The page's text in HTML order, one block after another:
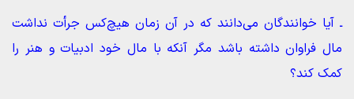
ـ آیا خوانندگان می‌دانند که در آن زمان هیچ‌کس جرأت نداشت
مال فراوان داشته باشد مگر آنکه با مال خود ادبیات و هنر را
کمک کند؟